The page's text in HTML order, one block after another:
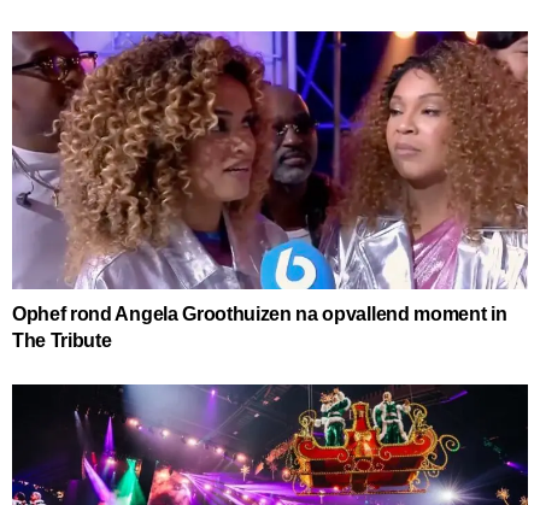
Ophef rond Angela Groothuizen na opvallend moment in
The Tribute